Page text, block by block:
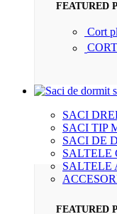
FEATURED
Cort
SACI
SACI TIP
SACI DE
SALTELE
SALTELE
FEATURED